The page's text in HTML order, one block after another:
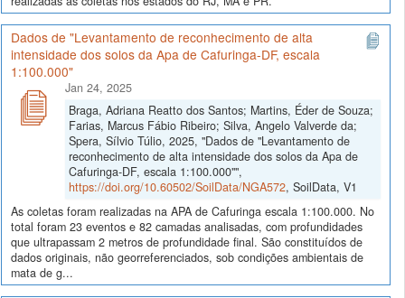
Dados de "Levantamento de reconhecimento de alta
intensidade dos solos da Apa de Cafuringa-DF, escala
1:100.000"
Jan 24, 2025
Braga, Adriana Reatto dos Santos; Martins, Éder de Souza;
Farias, Marcus Fábio Ribeiro; Silva, Angelo Valverde da;
Spera, Sílvio Túlio, 2025, "Dados de "Levantamento de
reconhecimento de alta intensidade dos solos da Apa de
Cafuringa-DF, escala 1:100.000"",
https://doi.org/10.60502/SoilData/NGA572, SoilData, V1
As coletas foram realizadas na APA de Cafuringa escala 1:100.000. No
total foram 23 eventos e 82 camadas analisadas, com profundidades
que ultrapassam 2 metros de profundidade final. São constituídos de
dados originais, não georreferenciados, sob condições ambientais de
mata de g...